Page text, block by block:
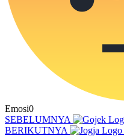
Emosi0
SEBELUMNYA
BERIKUTNYA